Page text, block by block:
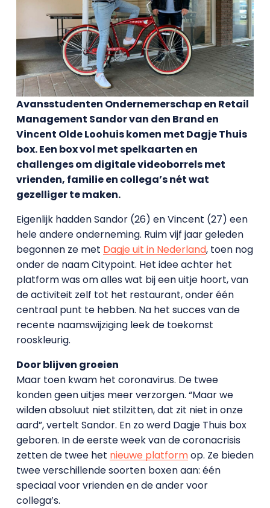
Avansstudenten Ondernemerschap en Retail
Management Sandor van den Brand en
Vincent Olde Loohuis komen met Dagje Thuis
box. Een box vol met spelkaarten en
challenges om digitale videoborrels met
vrienden, familie en collega’s nét wat
gezelliger te maken.
Eigenlijk hadden Sandor (26) en Vincent (27) een
hele andere onderneming. Ruim vijf jaar geleden
begonnen ze met Dagje uit in Nederland, toen nog
onder de naam Citypoint. Het idee achter het
platform was om alles wat bij een uitje hoort, van
de activiteit zelf tot het restaurant, onder één
centraal punt te hebben. Na het succes van de
recente naamswijziging leek de toekomst
rooskleurig.
Door blijven groeien
Maar toen kwam het coronavirus. De twee
konden geen uitjes meer verzorgen. “Maar we
wilden absoluut niet stilzitten, dat zit niet in onze
aard”, vertelt Sandor. En zo werd Dagje Thuis box
geboren. In de eerste week van de coronacrisis
zetten de twee het nieuwe platformop. Ze bieden
twee verschillende soorten boxen aan: één
speciaal voor vrienden en de ander voor
collega’s.